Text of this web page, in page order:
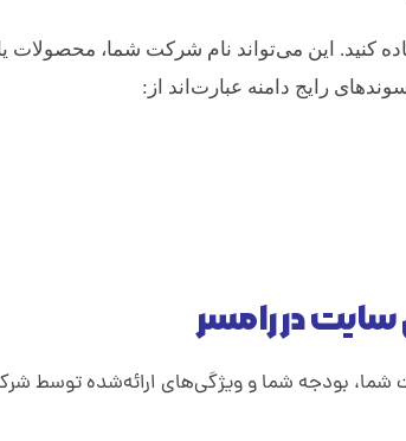
کنید. این می‌تواند نام شرکت شما، محصولات
رایج دامنه عبارت‌اند از:
در رامسر
شما، بودجه شما و ویژگی‌های ارائه‌شده توسط